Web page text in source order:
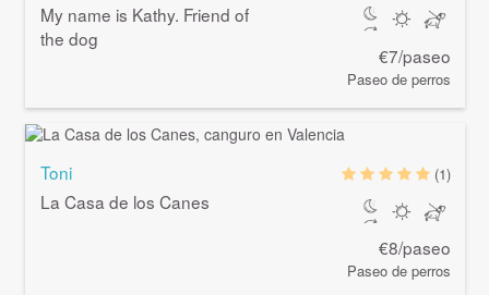
My name is Kathy. Friend of
the dog
€7/paseo
Paseo de perros
Toni
La Casa de los Canes
(1)
€8/paseo
Paseo de perros